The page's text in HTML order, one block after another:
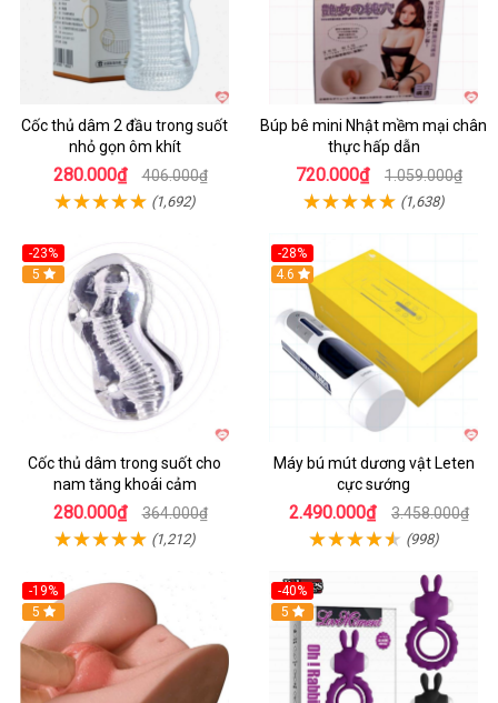
Cốc thủ dâm 2 đầu trong suốt
nhỏ gọn ôm khít
280.000₫ 406.000₫
(1,692)
Búp bê mini Nhật mềm mại chân
thực hấp dẫn
720.000₫ 1.059.000₫
(1,638)
-23%
Hot
5
Cốc thủ dâm trong suốt cho
nam tăng khoái cảm
280.000₫ 364.000₫
(1,212)
-28%
Hot
4.6
Máy bú mút dương vật Leten
cực sướng
2.490.000₫ 3.458.000₫
(998)
-19%
Hot
5
-40%
5